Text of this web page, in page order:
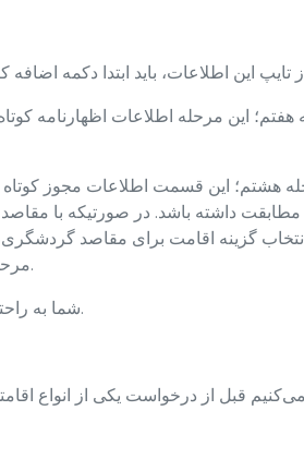
هفتم؛ این مرحله اطلاعات اظهارنامه
هشتم؛ این قسمت اطلاعات مجوز کوتاه
مطابقت داشته باشد. در صورتیکه با
گزینه اقامت برای مقاصد
مرحله درخواست خواهید کرد باید به گونه‌ای باشد که همان مدت بیمه را پوشش دهد.
شما به راحتی می‌توانید تمامی این مراحل را از کانال رسمی یوتیوب اداره مهاجرت بیاموزید.
قبل از درخواست یکی از انواع